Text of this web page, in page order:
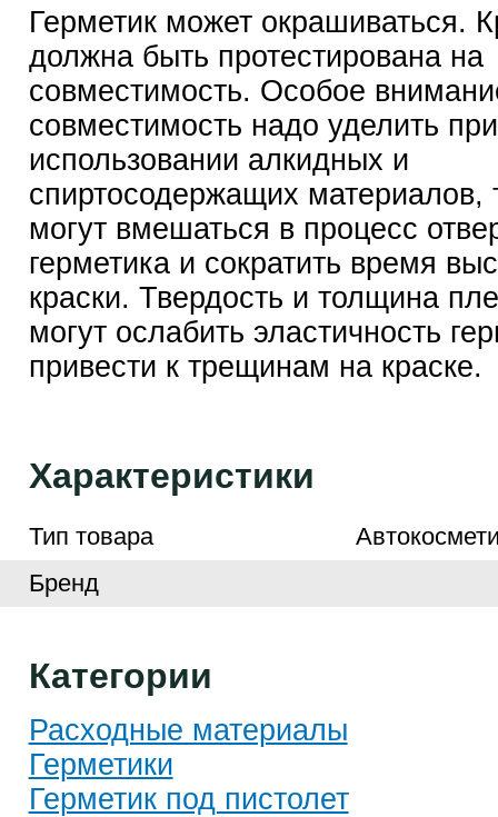
Герметик может окрашиваться.
должна быть протестирована на
совместимость. Особое
совместимость надо уделить при
использовании алкидных и
спиртосодержащих материалов,
могут вмешаться в процесс
герметика и сократить время
краски. Твердость и толщина
могут ослабить эластичность
привести к трещинам на краске.
Характеристики
Тип товара
Бренд
Категории
Расходные материалы
Герметики
Герметик под пистолет